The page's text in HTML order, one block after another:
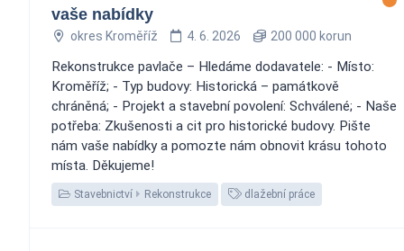
vaše nabídky
okres Kroměříž 4. 6. 2026 200 000 korun
Rekonstrukce pavlače – Hledáme dodavatele: - Místo:
Kroměříž; - Typ budovy: Historická – památkově
chráněná; - Projekt a stavební povolení: Schválené; - Naše
potřeba: Zkušenosti a cit pro historické budovy. Pište
nám vaše nabídky a pomozte nám obnovit krásu tohoto
místa. Děkujeme! ‍️
Stavebnictví Rekonstrukce dlažební práce